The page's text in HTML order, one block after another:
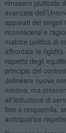
rimasero piuttosto
avanzata
apparati dei singoli
riconoscersi e
matrice politica di
affrontate le rigidità
rispetto degli
principio del
delineare nuove
minimo, ma
all’istituzione di
fino a cinquemila,
anticipatrice